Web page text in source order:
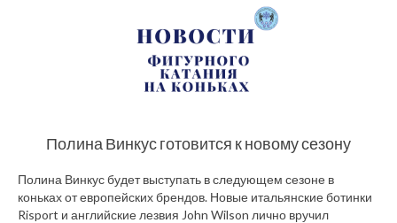
Полина Винкус готовится к новому сезону
Полина Винкус будет выступать в следующем сезоне в
коньках от европейских брендов. Новые итальянские ботинки
Risport и английские лезвия John Wilson лично вручил